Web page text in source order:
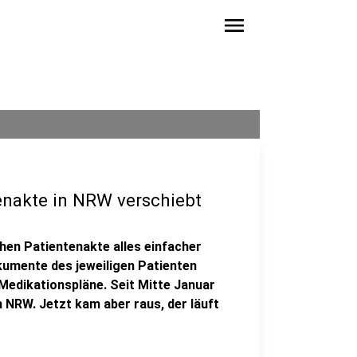
menu
in NRW verschiebt
Patientenakte alles einfacher
des jeweiligen Patienten
Seit Mitte Januar
Jetzt kam aber raus, der läuft